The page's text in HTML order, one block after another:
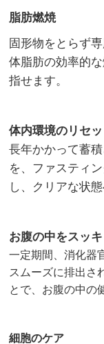
脂肪燃焼
固形物をとらず
体脂肪の効率的
指せます。
体内環境のリセッ
長年かかって蓄
を、ファスティ
し、クリアな状
お腹の中をスッキ
一定期間、消化器
スムーズに排出さ
とで、お腹の中の
細胞のケア